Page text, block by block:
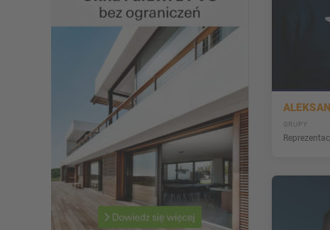
GRUPY